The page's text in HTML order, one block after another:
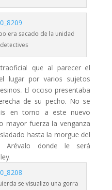
era sacado de la unidad
que al parecer el
lugar por varios sujetos
El occiso presentaba
de su pecho. No se
en torno a este nuevo
mayor fuerza la venganza
hasta la morgue del
Arévalo donde le será
se visualizo una gorra